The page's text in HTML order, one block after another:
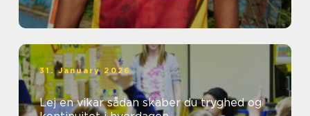
31. January 2026
Lej en vikar sådan skaber du tryghed og